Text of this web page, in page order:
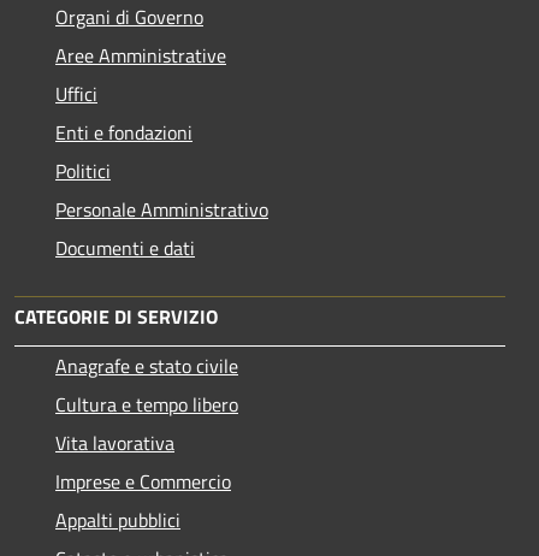
Organi di Governo
Aree Amministrative
Uffici
Enti e fondazioni
Politici
Personale Amministrativo
Documenti e dati
CATEGORIE DI SERVIZIO
Anagrafe e stato civile
Cultura e tempo libero
Vita lavorativa
Imprese e Commercio
Appalti pubblici